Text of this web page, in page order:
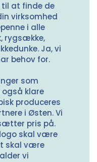
at finde de
virksomhed
i alle
rygsække,
Ja, vi
behov for.
som
også klare
produceres
i Østen. Vi
pris på.
skal være
skal være
vi